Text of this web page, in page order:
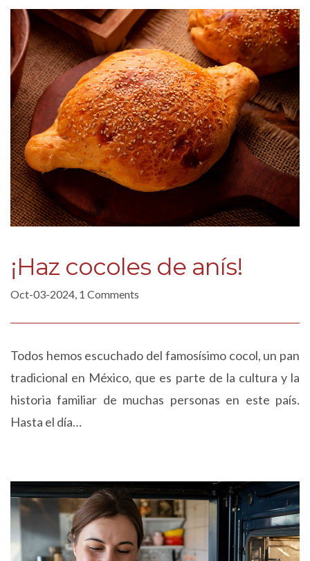
¡Haz cocoles de anís!
Oct-03-2024, 1 Comments
Todos hemos escuchado del famosísimo cocol, un pan
tradicional en México, que es parte de la cultura y la
historia familiar de muchas personas en este país.
Hasta el día…